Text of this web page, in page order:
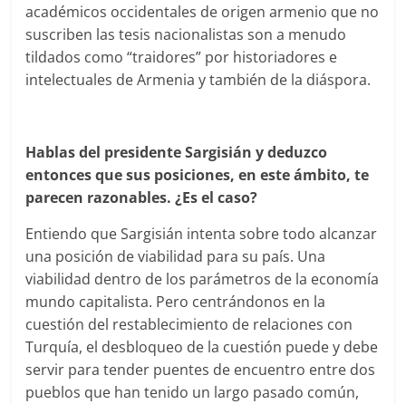
académicos occidentales de origen armenio que no
suscriben las tesis nacionalistas son a menudo
tildados como “traidores” por historiadores e
intelectuales de Armenia y también de la diáspora.
Hablas del presidente Sargisián y deduzco
entonces que sus posiciones, en este ámbito, te
parecen razonables. ¿Es el caso?
Entiendo que Sargisián intenta sobre todo alcanzar
una posición de viabilidad para su país. Una
viabilidad dentro de los parámetros de la economía
mundo capitalista. Pero centrándonos en la
cuestión del restablecimiento de relaciones con
Turquía, el desbloqueo de la cuestión puede y debe
servir para tender puentes de encuentro entre dos
pueblos que han tenido un largo pasado común,